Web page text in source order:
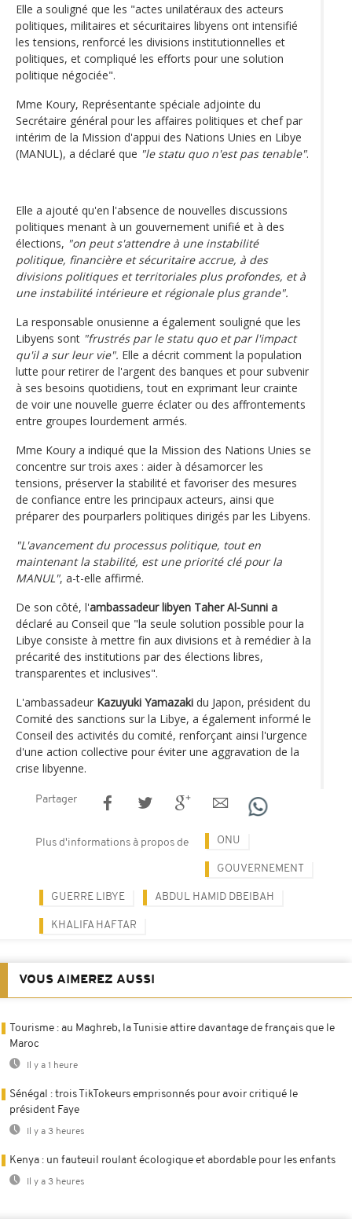
Elle a souligné que les "actes unilatéraux des acteurs
politiques, militaires et sécuritaires libyens ont intensifié
les tensions, renforcé les divisions institutionnelles et
politiques, et compliqué les efforts pour une solution
politique négociée".
Mme Koury, Représentante spéciale adjointe du
Secrétaire général pour les affaires politiques et chef par
intérim de la Mission d'appui des Nations Unies en Libye
(MANUL), a déclaré que "le statu quo n'est pas tenable".
Elle a ajouté qu'en l'absence de nouvelles discussions
politiques menant à un gouvernement unifié et à des
élections, "on peut s'attendre à une instabilité
politique, financière et sécuritaire accrue, à des
divisions politiques et territoriales plus profondes, et à
une instabilité intérieure et régionale plus grande".
La responsable onusienne a également souligné que les
Libyens sont "frustrés par le statu quo et par l'impact
qu'il a sur leur vie". Elle a décrit comment la population
lutte pour retirer de l'argent des banques et pour subvenir
à ses besoins quotidiens, tout en exprimant leur crainte
de voir une nouvelle guerre éclater ou des affrontements
entre groupes lourdement armés.
Mme Koury a indiqué que la Mission des Nations Unies se
concentre sur trois axes : aider à désamorcer les
tensions, préserver la stabilité et favoriser des mesures
de confiance entre les principaux acteurs, ainsi que
préparer des pourparlers politiques dirigés par les Libyens.
"L'avancement du processus politique, tout en
maintenant la stabilité, est une priorité clé pour la
MANUL", a-t-elle affirmé.
De son côté, l'ambassadeur libyen Taher Al-Sunni a
déclaré au Conseil que "la seule solution possible pour la
Libye consiste à mettre fin aux divisions et à remédier à la
précarité des institutions par des élections libres,
transparentes et inclusives".
L'ambassadeur Kazuyuki Yamazaki du Japon, président du
Comité des sanctions sur la Libye, a également informé le
Conseil des activités du comité, renforçant ainsi l'urgence
d'une action collective pour éviter une aggravation de la
crise libyenne.
Partager
Plus d'informations à propos de ONU
GOUVERNEMENT
GUERRE LIBYE ABDUL HAMID DBEIBAH
KHALIFA HAFTAR
VOUS AIMEREZ AUSSI
Tourisme : au Maghreb, la Tunisie attire davantage de français que le
Maroc
Il y a 1 heure
Sénégal : trois TikTokeurs emprisonnés pour avoir critiqué le
président Faye
Il y a 3 heures
Kenya : un fauteuil roulant écologique et abordable pour les enfants
Il y a 3 heures